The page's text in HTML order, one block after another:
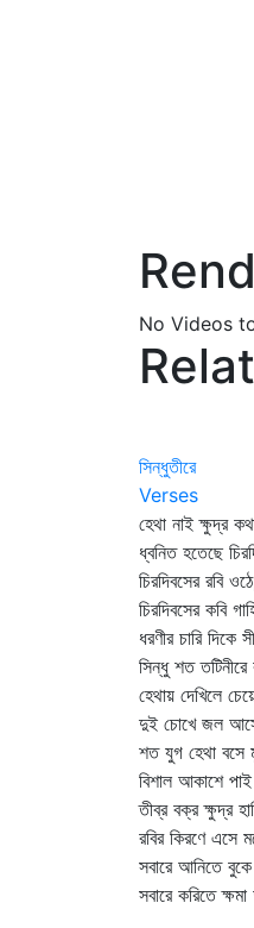
No Videos
সিন্ধুতীরে
Verses
হেথা নাই ক্ষুদ্র
ধ্বনিত হতেছে
চিরদিবসের রবি
চিরদিবসের কবি
ধরণীর চারি দিকে
সিন্ধু শত
হেথায় দেখিলে
দুই চোখে জল
শত যুগ হেথা বসে
বিশাল আকাশে
তীব্র বক্র ক্ষুদ্র
রবির কিরণে এসে
সবারে আনিতে
সবারে করিতে